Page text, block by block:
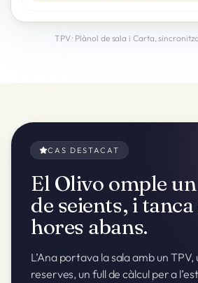
TPV · Plànol de sala i Carta,
CAS DESTACAT
El Olivo omple
de seients, i
hores abans.
L’Ana portava la sala amb un
reserves, un full de càlcul per a